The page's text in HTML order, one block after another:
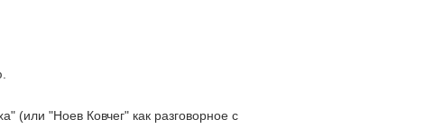
(или "Ноев Ковчег" как разговорное с